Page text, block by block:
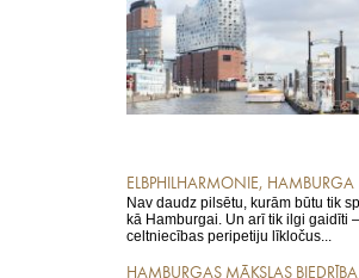
ELBPHILHARMONIE, HAMBURGA
Nav daudz pilsētu, kurām būtu tik
kā Hamburgai. Un arī tik ilgi gaidīti
celtniecības peripetiju līkločus...
HAMBURGAS MĀKSLAS